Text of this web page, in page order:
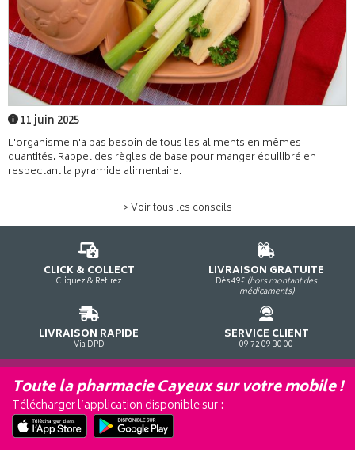
11 juin 2025
L'organisme n'a pas besoin de tous les aliments en mêmes
quantités. Rappel des règles de base pour manger équilibré en
respectant la pyramide alimentaire.
> Voir tous les conseils
CLICK & COLLECT
Cliquez & Retirez
LIVRAISON GRATUITE
Dès 49€ (hors montant des
médicaments)
LIVRAISON RAPIDE
Via DPD
SERVICE CLIENT
09 72 09 30 00
Toute la pharmacie Cayeux sur votre mobile !
Télécharger l’application disponible sur :